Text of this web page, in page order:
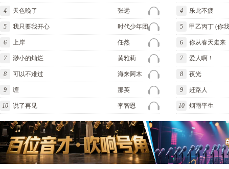
4 天色晚了 张远
5 我只要我开心 时代少年团
6 上岸 任然
7 渺小的灿烂 黄雅莉
8 可以不难过 海来阿木
9 缠 那英
10 说了再见 李智恩
4 乐此不疲
5 甲乙丙丁 (你
6 你从春天走来
7 爱人啊！
8 夜光
9 赶路人
10 烟雨平生